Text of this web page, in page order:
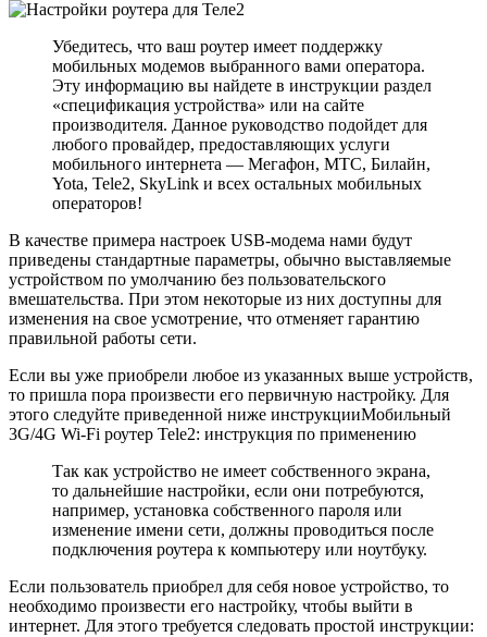
Убедитесь, что ваш роутер имеет поддержку
мобильных модемов выбранного вами оператора.
Эту информацию вы найдете в инструкции раздел
«спецификация устройства» или на сайте
производителя. Данное руководство подойдет для
любого провайдер, предоставляющих услуги
мобильного интернета — Мегафон, МТС, Билайн,
Yota, Tele2, SkyLink и всех остальных мобильных
операторов!
В качестве примера настроек USB-модема нами будут
приведены стандартные параметры, обычно выставляемые
устройством по умолчанию без пользовательского
вмешательства. При этом некоторые из них доступны для
изменения на свое усмотрение, что отменяет гарантию
правильной работы сети.
Если вы уже приобрели любое из указанных выше устройств,
то пришла пора произвести его первичную настройку. Для
этого следуйте приведенной ниже инструкцииМобильный
3G/4G Wi-Fi роутер Tele2: инструкция по применению
Так как устройство не имеет собственного экрана,
то дальнейшие настройки, если они потребуются,
например, установка собственного пароля или
изменение имени сети, должны проводиться после
подключения роутера к компьютеру или ноутбуку.
Если пользователь приобрел для себя новое устройство, то
необходимо произвести его настройку, чтобы выйти в
интернет. Для этого требуется следовать простой инструкции: